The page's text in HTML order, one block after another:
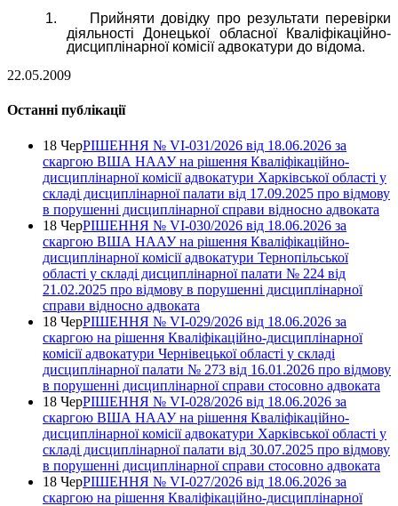
1.
Прийняти довідку про результати перевірки
діяльності Донецької обласної Кваліфікаційно-
дисциплінарної комісії адвокатури до відома.
22.05.2009
Останні публікації
18 ЧерРІШЕННЯ № VІ-031/2026 від 18.06.2026 за
скаргою ВША НААУ на рішення Кваліфікаційно-
дисциплінарної комісії адвокатури Харківської області у
складі дисциплінарної палати від 17.09.2025 про відмову
в порушенні дисциплінарної справи відносно адвоката
18 ЧерРІШЕННЯ № VІ-030/2026 від 18.06.2026 за
скаргою ВША НААУ на рішення Кваліфікаційно-
дисциплінарної комісії адвокатури Тернопільської
області у складі дисциплінарної палати № 224 від
21.02.2025 про відмову в порушенні дисциплінарної
справи відносно адвоката
18 ЧерРІШЕННЯ № VІ-029/2026 від 18.06.2026 за
скаргою на рішення Кваліфікаційно-дисциплінарної
комісії адвокатури Чернівецької області у складі
дисциплінарної палати № 273 від 16.01.2026 про відмову
в порушенні дисциплінарної справи стосовно адвоката
18 ЧерРІШЕННЯ № VІ-028/2026 від 18.06.2026 за
скаргою ВША НААУ на рішення Кваліфікаційно-
дисциплінарної комісії адвокатури Харківської області у
складі дисциплінарної палати від 30.07.2025 про відмову
в порушенні дисциплінарної справи стосовно адвоката
18 ЧерРІШЕННЯ № VІ-027/2026 від 18.06.2026 за
скаргою на рішення Кваліфікаційно-дисциплінарної